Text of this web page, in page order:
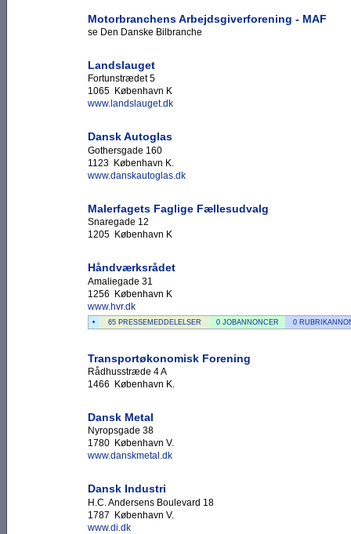
Motorbranchens Arbejdsgiverforening - MAF
se Den Danske Bilbranche
Landslauget
Fortunstrædet 5
1065 København K
www.landslauget.dk
Dansk Autoglas
Gothersgade 160
1123 København K.
www.danskautoglas.dk
Malerfagets Faglige Fællesudvalg
Snaregade 12
1205 København K
Håndværksrådet
Amaliegade 31
1256 København K
www.hvr.dk
• 65 PRESSEMEDDELELSER 0 JOBANNONCER 0
Transportøkonomisk Forening
Rådhusstræde 4 A
1466 København K.
Dansk Metal
Nyropsgade 38
1780 København V.
www.danskmetal.dk
Dansk Industri
H.C. Andersens Boulevard 18
1787 København V.
www.di.dk